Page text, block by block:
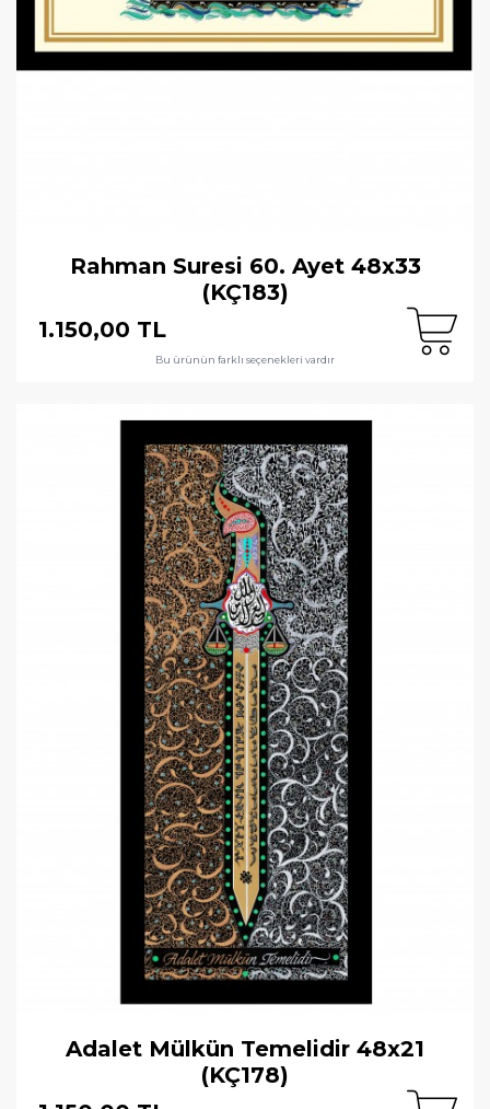
Rahman Suresi 60. Ayet 48x33
(KÇ183)
1.150,00 TL
Bu ürünün farklı seçenekleri vardır
Adalet Mülkün Temelidir 48x21
(KÇ178)